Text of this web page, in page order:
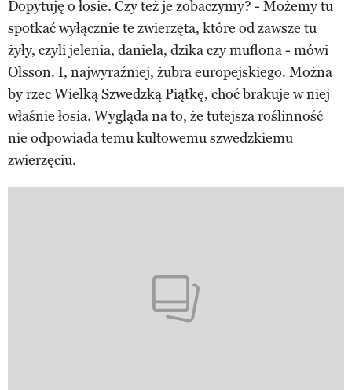
Dopytuję o łosie. Czy też je zobaczymy? - Możemy tu
spotkać wyłącznie te zwierzęta, które od zawsze tu
żyły, czyli jelenia, daniela, dzika czy muflona - mówi
Olsson. I, najwyraźniej, żubra europejskiego. Można
by rzec Wielką Szwedzką Piątkę, choć brakuje w niej
właśnie łosia. Wygląda na to, że tutejsza roślinność
nie odpowiada temu kultowemu szwedzkiemu
zwierzęciu.